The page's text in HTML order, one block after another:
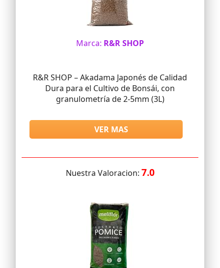
Marca: R&R SHOP
R&R SHOP – Akadama Japonés de Calidad
Dura para el Cultivo de Bonsái, con
granulometría de 2-5mm (3L)
VER MAS
Nuestra Valoracion: 7.0